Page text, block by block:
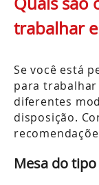
trabalhar
Se você está
para trabalhar
diferentes
disposição.
Mesa do